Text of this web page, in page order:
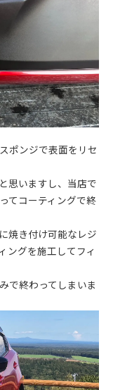
ポンジで表面をリセ
思いますし、当店で
てコーティングで終
焼き付け可能なレジ
ングを施工してフィ
で終わってしまいま